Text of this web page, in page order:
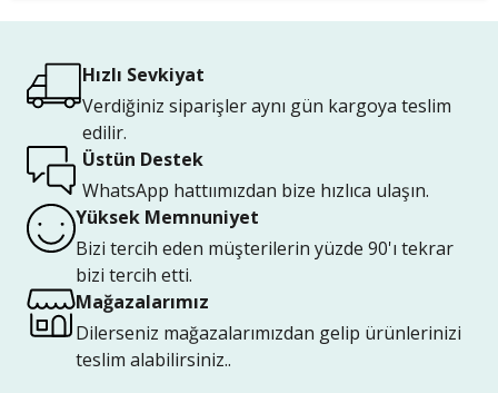
Hızlı Sevkiyat
Verdiğiniz siparişler aynı gün kargoya teslim
edilir.
Üstün Destek
WhatsApp hattıımızdan bize hızlıca ulaşın.
Yüksek Memnuniyet
Bizi tercih eden müşterilerin yüzde 90'ı tekrar
bizi tercih etti.
Mağazalarımız
Dilerseniz mağazalarımızdan gelip ürünlerinizi
teslim alabilirsiniz..